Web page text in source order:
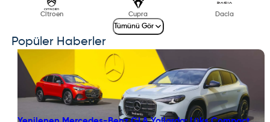
Citroen Cupra Dacia
Tümünü Gör
Popüler Haberler